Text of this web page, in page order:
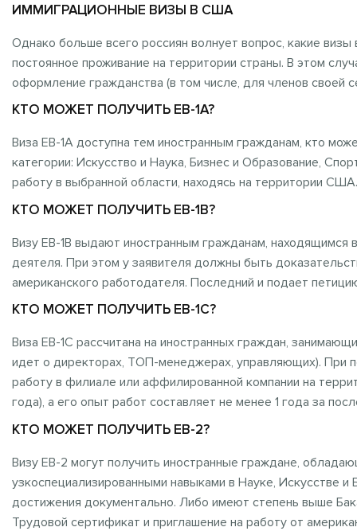
ИММИГРАЦИОННЫЕ ВИЗЫ В США
Однако больше всего россиян волнует вопрос, какие
постоянное проживание на территории страны. В этом
оформление гражданства (в том числе, для членов своей
КТО МОЖЕТ ПОЛУЧИТЬ EB-1A?
Виза EB-1A доступна тем иностранным гражданам, кто
категории: Искусство и Наука, Бизнес и Образование,
работу в выбранной области, находясь на территории США.
КТО МОЖЕТ ПОЛУЧИТЬ EB-1B?
Визу EB-1B выдают иностранным гражданам, находящимся
деятеля. При этом у заявителя должны быть
американского работодателя. Последний и подает
КТО МОЖЕТ ПОЛУЧИТЬ EB-1C?
Виза EB-1C рассчитана на иностранных граждан,
идет о директорах, ТОП-менеджерах, управляющих). При
работу в филиале или аффилированной компании на
года), а его опыт работ составляет не менее 1 года за
КТО МОЖЕТ ПОЛУЧИТЬ EB-2?
Визу EB-2 могут получить иностранные граждане,
узкоспециализированными навыками в Науке, Искусстве
достижения документально. Либо имеют степень выше
Трудовой сертификат и приглашение на работу от